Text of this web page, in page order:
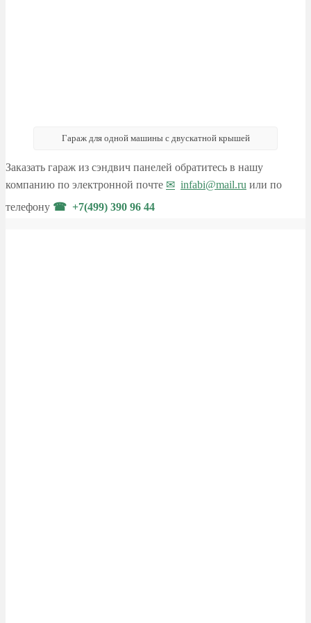
Гараж для одной машины с двускатной крышей
Заказать гараж из сэндвич панелей обратитесь в нашу
компанию по электронной почте
infabi@mail.ru или по
телефону
+7(499) 390 96 44